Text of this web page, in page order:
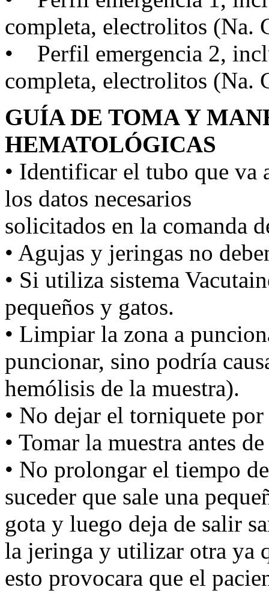
completa, electrolitos (Na.
• Perfil emergencia 2,
completa, electrolitos (Na.
GUÍA DE TOMA Y
HEMATOLÓGICAS
• Identificar el tubo que va
los datos necesarios
solicitados en la comanda
• Agujas y jeringas no
• Si utiliza sistema
pequeños y gatos.
• Limpiar la zona a
puncionar, sino podría
hemólisis de la muestra).
• No dejar el torniquete
• Tomar la muestra antes
• No prolongar el tiempo
suceder que sale una
gota y luego deja de salir
la jeringa y utilizar otra ya
esto provocara que el